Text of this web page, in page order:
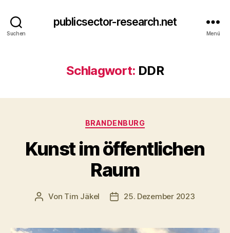
Suchen
publicsector-research.net
Menü
Schlagwort: DDR
Kategorien
BRANDENBURG
Kunst im öffentlichen
Raum
Beitragsautor
Von Tim Jäkel Veröffentlichungsdatum
25. Dezember 2023